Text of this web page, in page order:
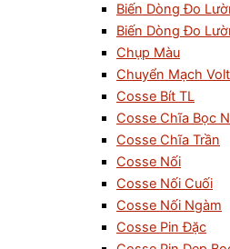
Biến Dòng Đo
Biến Dòng Đo
Chụp Màu
Chuyển Mạch
Cosse Bít TL
Cosse Chĩa Bọc
Cosse Chĩa Trần
Cosse Nối
Cosse Nối Cuối
Cosse Nối Ngàm
Cosse Pin Đặc